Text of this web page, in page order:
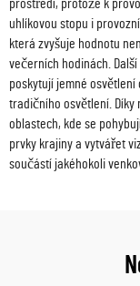
prostředí, protože k
uhlíkovou stopu i
která zvyšuje hodnotu
večerních hodinách.
poskytují jemné
tradičního osvětlení.
oblastech, kde se
prvky krajiny a vytvářet
součástí jakéhokoli